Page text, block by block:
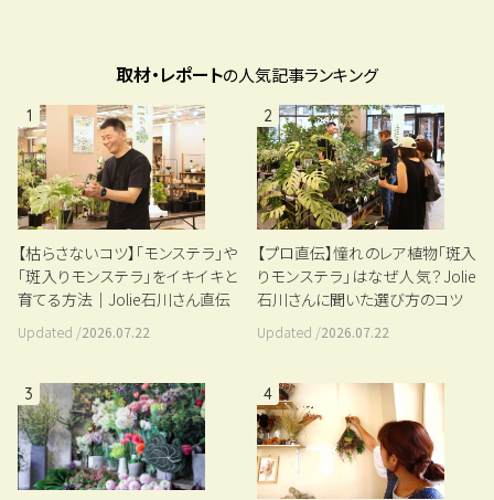
取材・レポートの人気記事ランキング
1
【枯らさないコツ】「モンステラ」や
「斑入りモンステラ」をイキイキと
育てる方法｜Jolie石川さん直伝
Updated /2026.07.22
2
【プロ直伝】憧れのレア植物「斑入
りモンステラ」はなぜ人気？Jolie
石川さんに聞いた選び方のコツ
Updated /2026.07.22
3 4